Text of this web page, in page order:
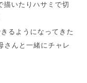
描いたりハサミで切
るようになってきた
さんと一緒にチャレ